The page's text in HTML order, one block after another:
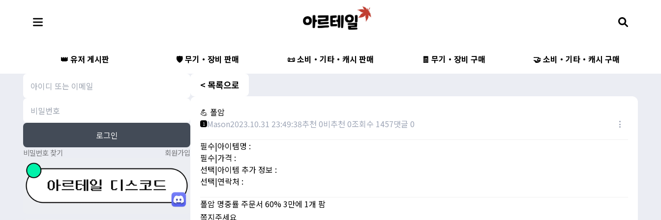
👑 유저 게시판 🛡️ 무기・장비 판매 📜 소비・기타・캐시 판매 🧾 무기・장비 구매 🤝 소비・기타・캐시 구매
로그인
비밀번호 찾기 회원가입
< 목록으로
💪 폴암
1 Mason2023.10.31 23:49:38추천 0비추천 0조회수 1457댓글 0
필수|아이템명 :
필수|가격 :
선택|아이템 추가 정보 :
선택|연락처 :
폴암 명중률 주문서 60% 3만에 1개 팜
쪽지주세요